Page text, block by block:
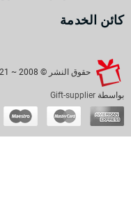
كائن الخدمة
حقوق النشر © 2008 ~ 2021
بواسطة Gift-supplier